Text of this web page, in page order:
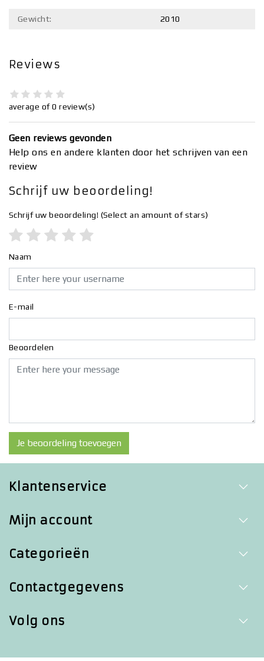
Gewicht: 2010
Reviews
average of 0 review(s)
Geen reviews gevonden
Help ons en andere klanten door het schrijven van een
review
Schrijf uw beoordeling!
Schrijf uw beoordeling! (Select an amount of stars)
Naam
E-mail
Beoordelen
Je beoordeling toevoegen
Klantenservice
Mijn account
Categorieën
Contactgegevens
Volg ons